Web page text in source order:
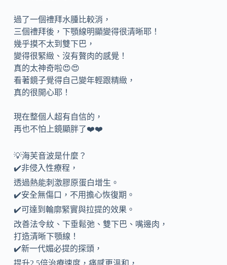
過了一個禮拜水腫比較消，
三個禮拜後，下顎線明顯變得很清晰耶！
幾乎摸不太到雙下巴，
變得很緊緻、沒有贅肉的感覺！
真的太神奇啦😍😍
看著鏡子覺得自己變年輕跟精緻，
真的很開心耶！
現在整個人超有自信的，
再也不怕上鏡顯胖了❤️❤️
💡海芙音波是什麼？
✔️非侵入性療程，
透過熱能刺激膠原蛋白增生。
✔️安全無傷口，不用擔心恢復期。
✔️可達到輪廓緊實與拉提的效果。
改善法令紋、下垂鬆弛、雙下巴、嘴邊肉，
打造清晰下顎線！
✔️新一代媚必提的探頭，
提升2.5倍治療速度，痛感更溫和，